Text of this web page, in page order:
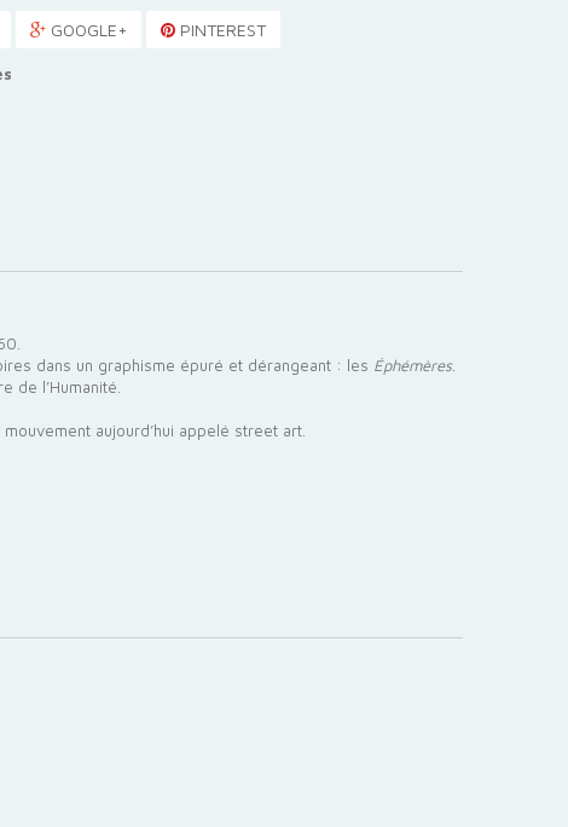
GOOGLE+ PINTEREST
dans un graphisme épuré et dérangeant : les Éphémères.
de l’Humanité.
aujourd’hui appelé street art.